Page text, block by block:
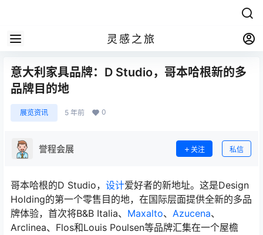
灵感之旅
意大利家具品牌：D Studio，哥本哈根新的多
品牌目的地
展览资讯 5 年前 0
誉程会展 关注 私信
哥本哈根的D Studio， 设计爱好者的新地址。这是Design
Holding的第一个零售目的地，在国际层面提供全新的多品
牌体验，首次将B&B Italia、 Maxalto、 Azucena、
Arclinea、Flos和Louis Poulsen等品牌汇集在一个屋檐